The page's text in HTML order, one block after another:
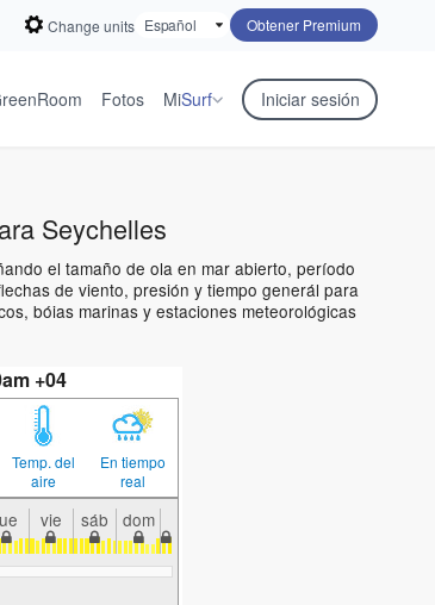
Change units Obtener Premium
Fotos MiSurf Iniciar sesión
Seychelles
el tamaño de ola en mar abierto, período
de viento, presión y tiempo generál para
bóias marinas y estaciones meteorológicas
+04
Temp. del
aire
En tiempo
real
vie sáb dom